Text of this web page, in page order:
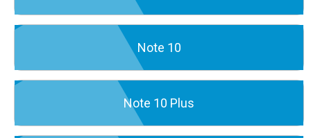
Note 10
Note 10 Plus